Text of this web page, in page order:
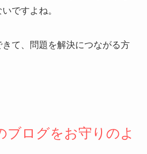
ですよね。
て、問題を解決につながる方
ブログをお守りのよ